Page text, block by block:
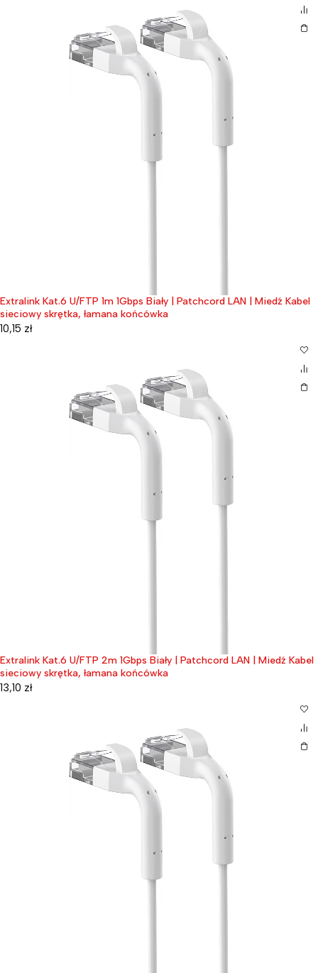
Extralink Kat.6 U/FTP 1m 1Gbps Biały | Patchcord LAN | Miedź Kabel
sieciowy skrętka, łamana końcówka
10,15 zł
Extralink Kat.6 U/FTP 2m 1Gbps Biały | Patchcord LAN | Miedź Kabel
sieciowy skrętka, łamana końcówka
13,10 zł